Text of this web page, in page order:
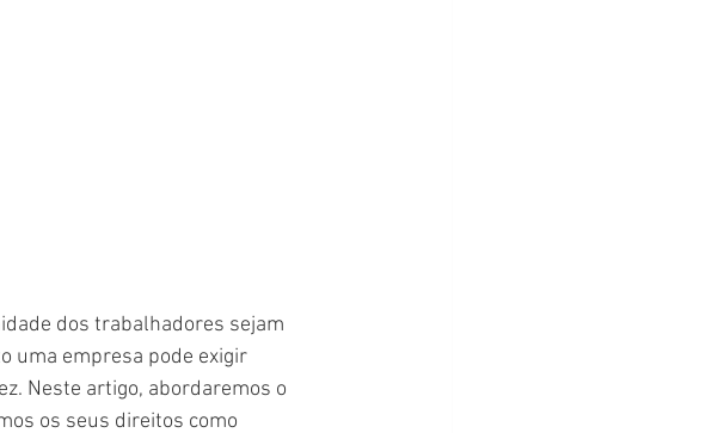
dos trabalhadores sejam
uma empresa pode exigir
Neste artigo, abordaremos o
os seus direitos como